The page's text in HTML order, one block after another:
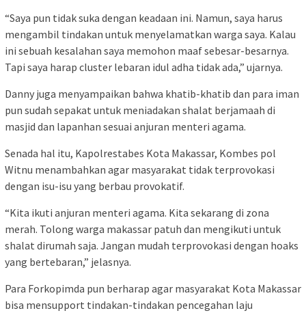
“Saya pun tidak suka dengan keadaan ini. Namun, saya harus
mengambil tindakan untuk menyelamatkan warga saya. Kalau
ini sebuah kesalahan saya memohon maaf sebesar-besarnya.
Tapi saya harap cluster lebaran idul adha tidak ada,” ujarnya.
Danny juga menyampaikan bahwa khatib-khatib dan para iman
pun sudah sepakat untuk meniadakan shalat berjamaah di
masjid dan lapanhan sesuai anjuran menteri agama.
Senada hal itu, Kapolrestabes Kota Makassar, Kombes pol
Witnu menambahkan agar masyarakat tidak terprovokasi
dengan isu-isu yang berbau provokatif.
“Kita ikuti anjuran menteri agama. Kita sekarang di zona
merah. Tolong warga makassar patuh dan mengikuti untuk
shalat dirumah saja. Jangan mudah terprovokasi dengan hoaks
yang bertebaran,” jelasnya.
Para Forkopimda pun berharap agar masyarakat Kota Makassar
bisa mensupport tindakan-tindakan pencegahan laju